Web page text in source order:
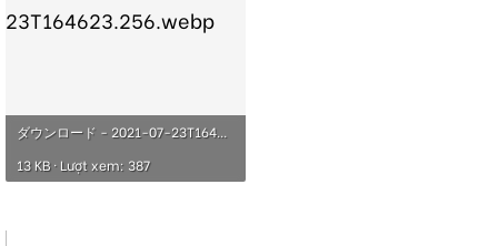
ダウンロード - 2021-07-23T164623.256.webp
13 KB · Lượt xem: 387